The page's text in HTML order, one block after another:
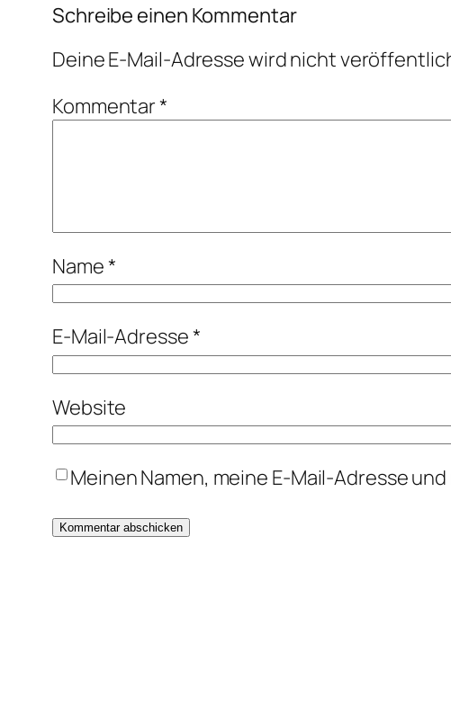
Schreibe einen Kommentar
Deine E-Mail-Adresse wird nicht
Kommentar*
Name*
E-Mail-Adresse*
Website
Meinen Namen, meine E-Mail-Adresse